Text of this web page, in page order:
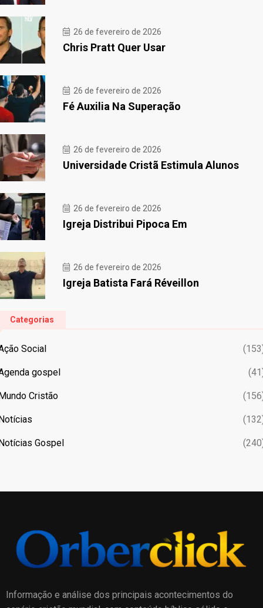
26 de fevereiro de 2026
Chris Pratt Quer Usar
26 de fevereiro de 2026
Fé Auxilia Na Superação
26 de fevereiro de 2026
Universidade Cristã Estimula Alunos
26 de fevereiro de 2026
Igreja Distribui Pipoca Em
26 de fevereiro de 2026
Igreja Batista Fará Réveillon
Categorias
Social
gospel
Cristão
Gospel
Informação e análise dos principais acontecimentos do